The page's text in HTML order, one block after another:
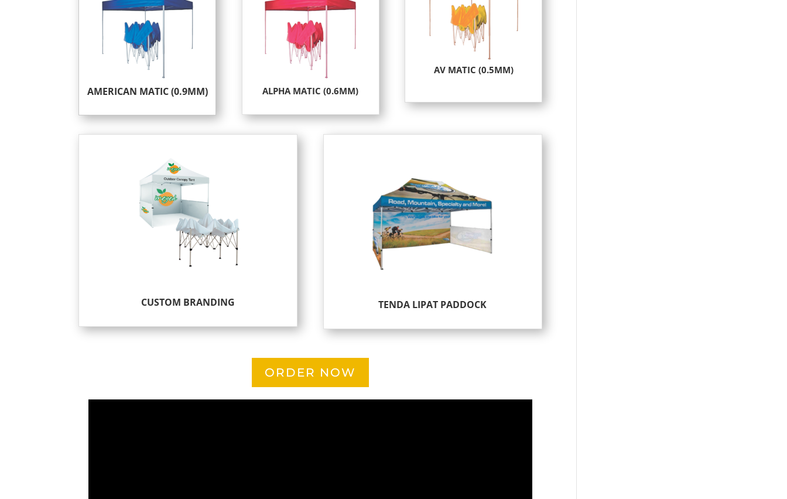
AMERICAN MATIC (0.9MM) ALPHA MATIC (0.6MM)
AV MATIC (0.5MM)
CUSTOM BRANDING TENDA LIPAT PADDOCK
ORDER NOW